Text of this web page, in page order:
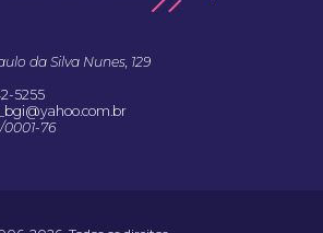
da Silva Nunes, 129
5255
0001-76